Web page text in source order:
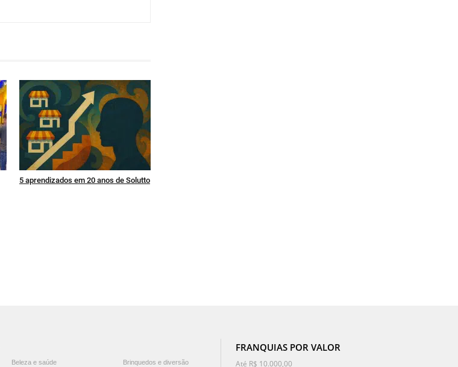
5 aprendizados em 20 anos de Solutto
Beleza e saúde Brinquedos e diversão
FRANQUIAS POR VALOR
Até R$ 10.000,00